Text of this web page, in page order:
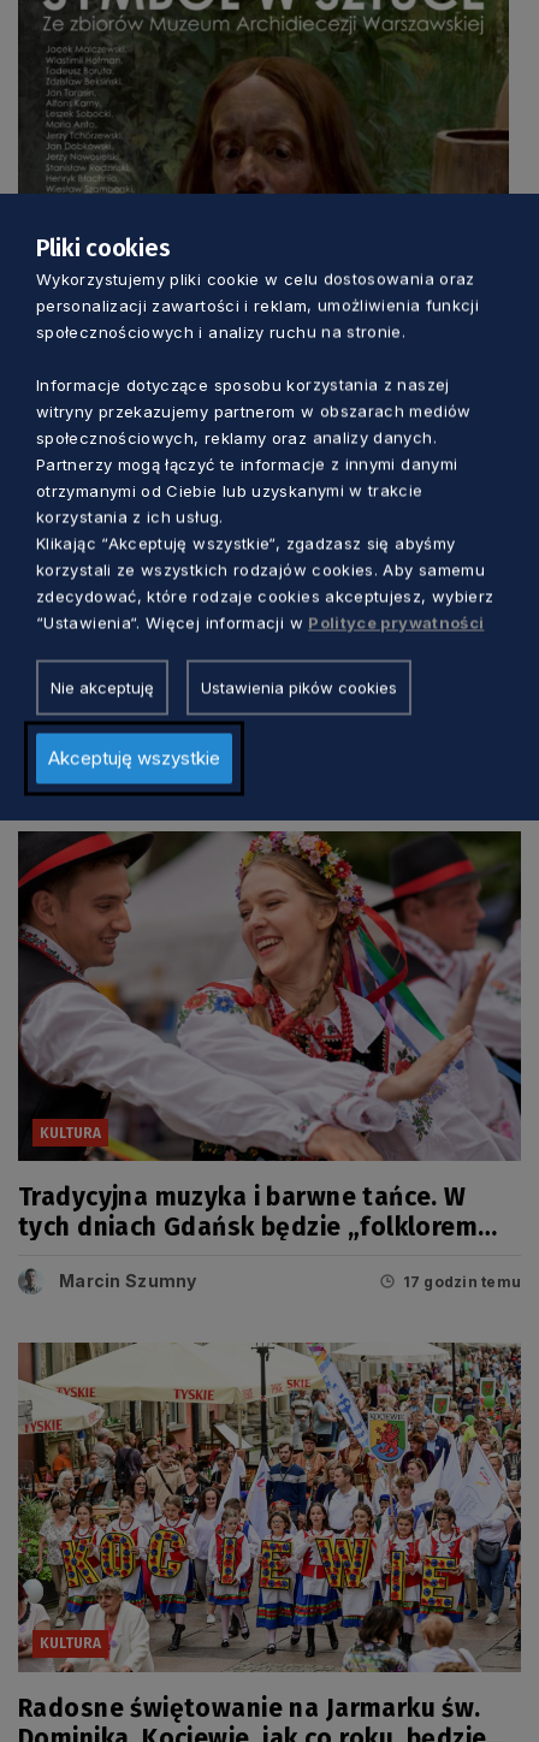
Zobacz również
KULTURA
Tradycyjna muzyka i barwne tańce. W
tych dniach Gdańsk będzie „folklorem
Marcin Szumny 17 godzin temu
KULTURA
Radosne świętowanie na Jarmarku św.
Pliki cookies
Wykorzystujemy pliki cookie w celu dostosowania oraz
personalizacji zawartości i reklam, umożliwienia funkcji
społecznościowych i analizy ruchu na stronie.
Informacje dotyczące sposobu korzystania z naszej
witryny przekazujemy partnerom w obszarach mediów
społecznościowych, reklamy oraz analizy danych.
Partnerzy mogą łączyć te informacje z innymi danymi
otrzymanymi od Ciebie lub uzyskanymi w trakcie
korzystania z ich usług.
Klikając “Akceptuję wszystkie“, zgadzasz się abyśmy
korzystali ze wszystkich rodzajów cookies. Aby samemu
zdecydować, które rodzaje cookies akceptujesz, wybierz
“Ustawienia“. Więcej informacji w Polityce prywatności
Nie akceptuję Ustawienia pików cookies
Akceptuję wszystkie